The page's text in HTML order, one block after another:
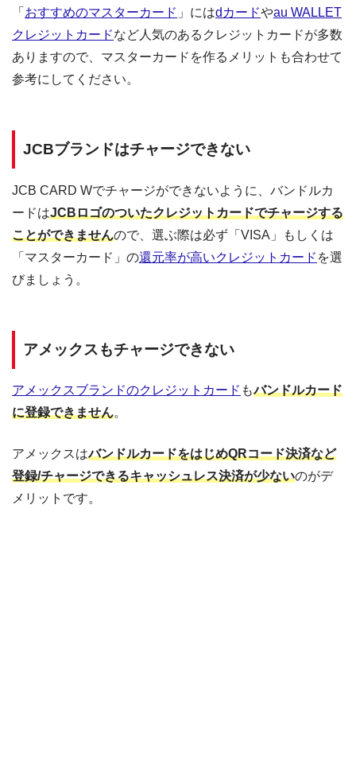
「 おすすめのマスターカード 」にはdカードやau WALLET
クレジットカードなど人気のあるクレジットカードが多数
ありますので、マスターカードを作るメリットも合わせて
参考にしてください。
JCBブランドはチャージできない
JCB CARD Wでチャージができないように、バンドルカ
ードはJCBロゴのついたクレジットカードでチャージする
ことができませんので、選ぶ際は必ず「VISA」もしくは
「マスターカード」の還元率が高いクレジットカード を選
びましょう。
アメックスもチャージできない
アメックスブランドのクレジットカード もバンドルカード
に登録できません。
アメックスはバンドルカードをはじめQRコード決済など
登録/チャージできるキャッシュレス決済が少ないのがデ
メリットです。